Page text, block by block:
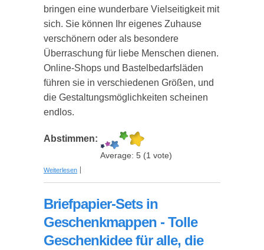
bringen eine wunderbare Vielseitigkeit mit
sich. Sie können Ihr eigenes Zuhause
verschönern oder als besondere
Überraschung für liebe Menschen dienen.
Online-Shops und Bastelbedarfsläden
führen sie in verschiedenen Größen, und
die Gestaltungsmöglichkeiten scheinen
endlos.
Abstimmen:
Average: 5 (1 vote)
Weiterlesen über Personalisierte Deko Holzbuchstaben:
Briefpapier-Sets in
Geschenkmappen - Tolle
Geschenkidee für alle, die